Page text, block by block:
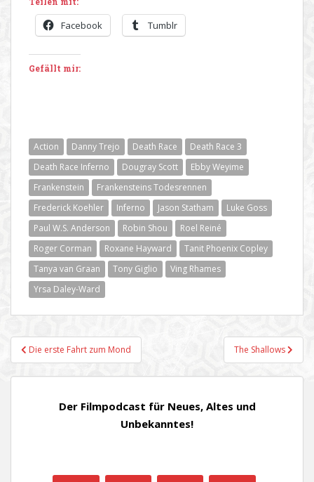
Facebook Tumblr
Gefällt mir:
Action Danny Trejo Death Race
Death Race 3
Death Race Inferno
Dougray Scott
Ebby Weyime
Frankenstein
Frankensteins Todesrennen
Frederick Koehler
Inferno Jason Statham
Luke Goss
Paul W.S. Anderson
Robin Shou
Roel Reiné
Roger Corman
Roxane Hayward
Tanit Phoenix Copley
Tanya van Graan
Tony Giglio
Ving Rhames
Yrsa Daley-Ward
Beitragsnavigation
Die erste Fahrt zum Mond The Shallows
Der Filmpodcast für Neues, Altes und
Unbekanntes!